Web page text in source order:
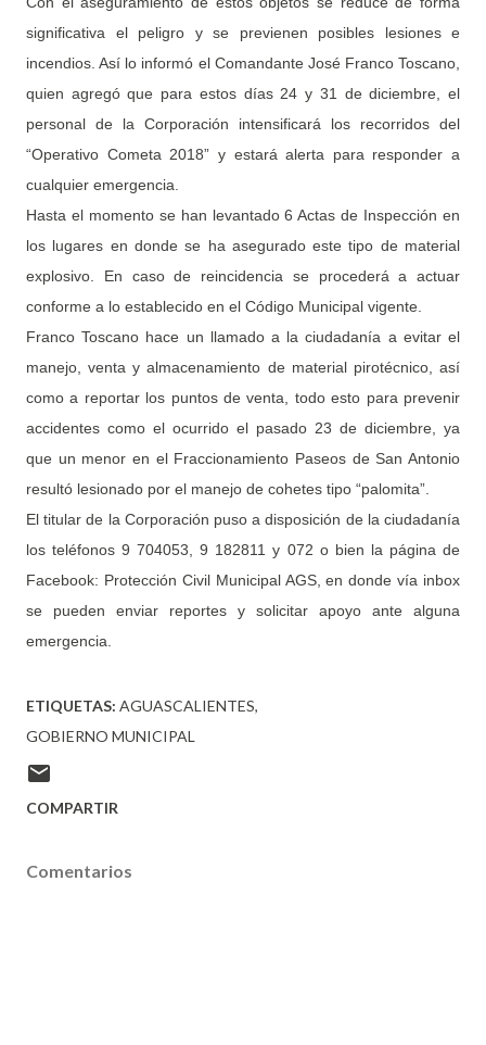
significativa el peligro y se previenen posibles lesiones e
incendios. Así lo informó el Comandante José Franco Toscano,
quien agregó que para estos días 24 y 31 de diciembre, el
personal de la Corporación intensificará los recorridos del
“Operativo Cometa 2018” y estará alerta para responder a
cualquier emergencia.
Hasta el momento se han levantado 6 Actas de Inspección en
los lugares en donde se ha asegurado este tipo de material
explosivo. En caso de reincidencia se procederá a actuar
conforme a lo establecido en el Código Municipal vigente.
Franco Toscano hace un llamado a la ciudadanía a evitar el
manejo, venta y almacenamiento de material pirotécnico, así
como a reportar los puntos de venta, todo esto para prevenir
accidentes como el ocurrido el pasado 23 de diciembre, ya
que un menor en el Fraccionamiento Paseos de San Antonio
resultó lesionado por el manejo de cohetes tipo “palomita”.
El titular de la Corporación puso a disposición de la ciudadanía
los teléfonos 9 704053, 9 182811 y 072 o bien la página de
Facebook: Protección Civil Municipal AGS, en donde vía inbox
se pueden enviar reportes y solicitar apoyo ante alguna
emergencia.
ETIQUETAS: AGUASCALIENTES
GOBIERNO MUNICIPAL
COMPARTIR
Comentarios